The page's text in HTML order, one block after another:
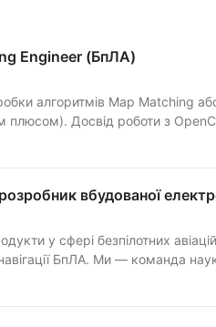
Engineer (БпЛА)
алгоритмів Map Matching
Досвід роботи з
вбудованої
у сфері безпілотних
БпЛА. Ми — команда